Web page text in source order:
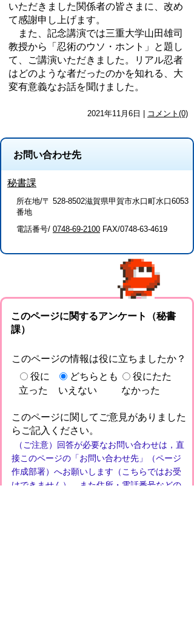
いただきました関係者の皆さまに、改め
て感謝申し上げます。
また、記念講演では三重大学山田雄司
教授から「忍術のウソ・ホント」と題し
て、ご講演いただきました。リアル忍者
はどのような者だったのかを知れる、大
変有意義なお話を聞けました。
2021年11月6日 | コメント(0)
お問い合わせ先
秘書課
所在地/〒 528-8502滋賀県甲賀市水口町水口6053
番地
電話番号/ 0748-69-2100 FAX/0748-63-4619
このページに関するアンケート（秘書
課）
このページの情報は役に立ちましたか？
役に
立った
どちらとも
いえない
役にたた
なかった
このページに関してご意見がありました
らご記入ください。
（ご注意）回答が必要なお問い合わせは，直
接このページの「お問い合わせ先」（ページ
作成部署）へお願いします（こちらではお受
けできません）。また住所・電話番号などの